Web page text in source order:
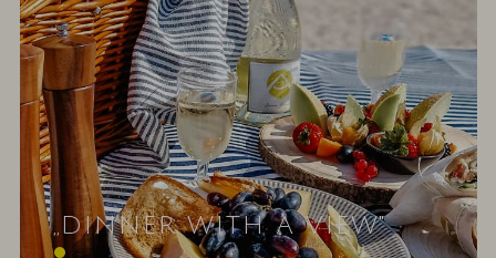
„DINNER WITH A VIEW"
Genuss mit Aussicht - Es gibt Momente im Leben,